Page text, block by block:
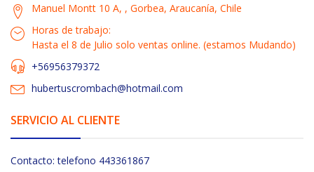
Manuel Montt 10 A, , Gorbea, Araucanía, Chile
Horas de trabajo:
Hasta el 8 de Julio solo ventas online. (estamos Mudando)
+56956379372
hubertuscrombach@hotmail.com
SERVICIO AL CLIENTE
Contacto: telefono 443361867